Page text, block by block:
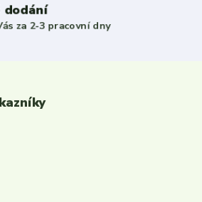
dodání
za 2-3 pracovní dny